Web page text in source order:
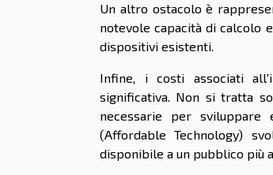
Un altro ostacolo è
notevole capacità di calcolo
dispositivi esistenti.
Infine, i costi associati
significativa. Non si tratta
necessarie per sviluppare
(Affordable Technology)
disponibile a un pubblico più